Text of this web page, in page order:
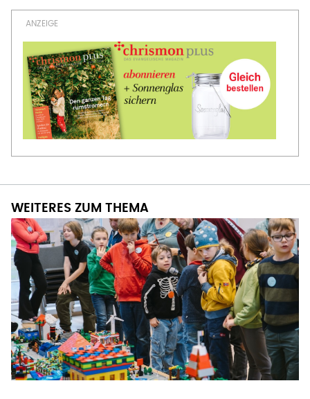
WEITERES ZUM THEMA